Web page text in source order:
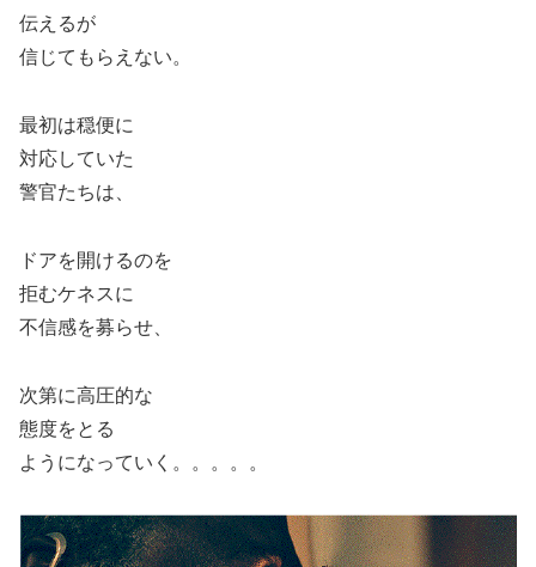
伝えるが
信じてもらえない。
最初は穏便に
対応していた
警官たちは、
ドアを開けるのを
拒むケネスに
不信感を募らせ、
次第に高圧的な
態度をとる
ようになっていく。。。。。